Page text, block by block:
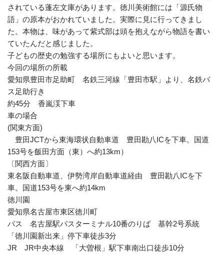
されている蓬左文庫があります。徳川美術館には「源氏物
語」の原本がおかれていました。実際に見に行ってきまし
た。本物は、味があって紫式部は頭を抱えながら物語を書い
ていたんだと感じました。
子どもの歴史の勉強する場所にもよいと思います。
今回の場所の所載
愛知県豊田市足助町 名鉄三河線「豊田市駅」より、名鉄バ
ス足助行き
約45分 香嵐渓下車
車の場合
(関東方面)
豊田JCTから東海環状自動車道 豊田勘八ICを下車。国道
153号を飯田方面（東）へ約13km）
〔関西方面〕
東名阪自動車道、伊勢湾岸自動車道経由 豊田勘八ICを下
車。国道153号を東へ約14km
徳川園
愛知県名古屋市東区徳川町
バス 名古屋駅バスターミナル10番のりば 基幹2号系統
「徳川園新出来」停下車徒歩3分
JR JR中央本線 「大曽根」駅下車南出口徒歩10分